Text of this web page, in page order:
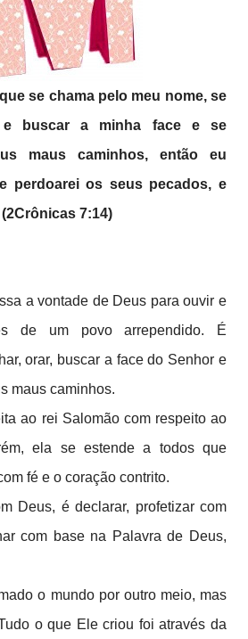
se chama pelo meu nome, se
e buscar a minha face e se
maus caminhos, então eu
perdoarei os seus pecados, e
7:14)
a vontade de Deus para ouvir e
de um povo arrependido. É
orar, buscar a face do Senhor e
maus caminhos.
ao rei Salomão com respeito ao
ela se estende a todos que
fé e o coração contrito.
Deus, é declarar, profetizar com
com base na Palavra de Deus,
o mundo por outro meio, mas
o que Ele criou foi através da